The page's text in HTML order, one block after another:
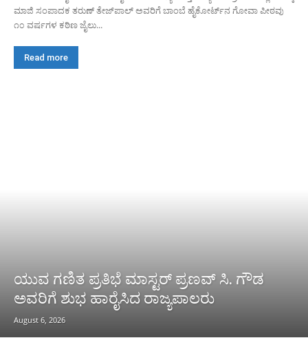
ಮಾಜಿ ಸಂಪಾದಕ ತರುಣ್ ತೇಜ್‌ಪಾಲ್ ಅವರಿಗೆ ಬಾಂಬೆ ಹೈಕೋರ್ಟ್‌ನ ಗೋವಾ ಪೀಠವು
೧೦ ವರ್ಷಗಳ ಕಠಿಣ ಜೈಲು...
Read more
ಯುವ ಗಣಿತ ಪ್ರತಿಭೆ ಮಾಸ್ಟರ್ ಪ್ರಣವ್ ಸಿ. ಗೌಡ
ಅವರಿಗೆ ಶುಭ ಹಾರೈಸಿದ ರಾಜ್ಯಪಾಲರು
August 6, 2026